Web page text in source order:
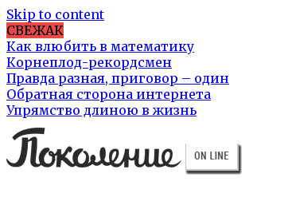
Skip to content
СВЕЖАК
Как влюбить в математику
Корнеплод-рекордсмен
Правда разная, приговор – один
Обратная сторона интернета
Упрямство длиною в жизнь